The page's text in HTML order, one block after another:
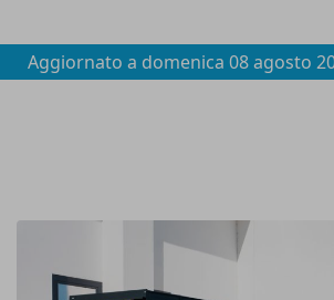
Aggiornato a domenica 08 agosto